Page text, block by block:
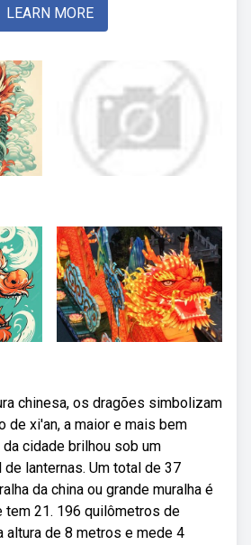
LEARN MORE
chinesa, os dragões simbolizam
de xi'an, a maior e mais bem
cidade brilhou sob um
lanternas. Um total de 37
da china ou grande muralha é
tem 21. 196 quilômetros de
altura de 8 metros e mede 4